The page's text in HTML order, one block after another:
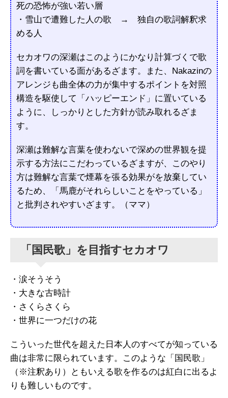
死の恐怖が強い若い層
・雪山で遭難した人の歌 → 独自の歌詞解釈求
める人
セカオワの深瀬はこのようにかなり計算づくで歌
詞を書いている面があるざます。また、Nakazinの
アレンジも曲全体の力が集中するポイントを対照
構造を駆使して「ハッピーエンド」に置いている
ように、しっかりとした方針が読み取れるざま
す。
深瀬は難解な言葉を使わないで深めの世界観を提
示する方法にこだわっているざますが、このやり
方は難解な言葉で煙幕を張る効果がを放棄してい
るため、「馬鹿がそれらしいことをやっている」
と批判されやすいざます。（ママ）
「国民歌」を目指すセカオワ
・涙そうそう
・大きな古時計
・さくらさくら
・世界に一つだけの花
こういった世代を超えた日本人のすべてが知っている
曲は非常に限られています。このような「国民歌」
（※注釈あり）ともいえる歌を作るのは紅白に出るよ
りも難しいものです。